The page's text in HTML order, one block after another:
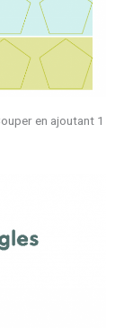
en ajoutant 1